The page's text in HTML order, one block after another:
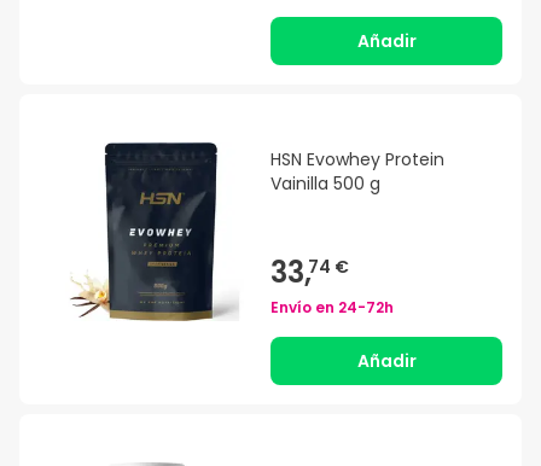
Añadir
HSN Evowhey Protein
Vainilla 500 g
33,74 €
Envío en 24-72h
Añadir